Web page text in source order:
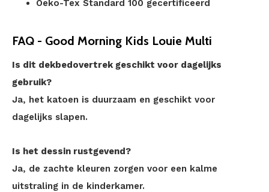
Oeko-Tex Standard 100 gecertificeerd
FAQ - Good Morning Kids Louie Multi
Is dit dekbedovertrek geschikt voor dagelijks
gebruik?
Ja, het katoen is duurzaam en geschikt voor
dagelijks slapen.
Is het dessin rustgevend?
Ja, de zachte kleuren zorgen voor een kalme
uitstraling in de kinderkamer.